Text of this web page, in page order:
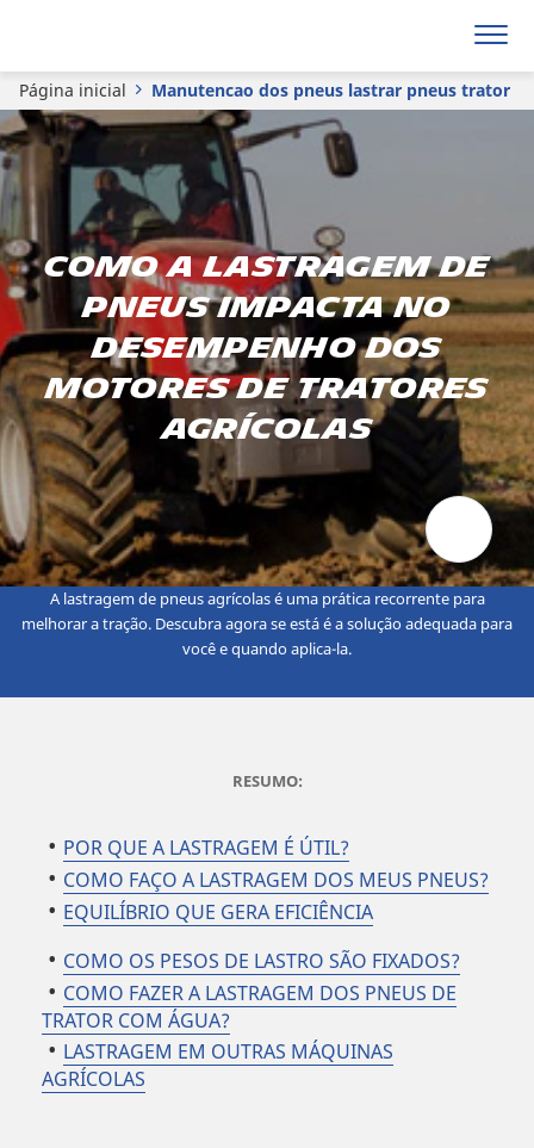
Página inicial Manutencao dos pneus lastrar pneus trator
Como a lastragem de
pneus impacta no
desempenho dos
motores de tratores
agrícolas
A lastragem de pneus agrícolas é uma prática recorrente para
melhorar a tração. Descubra agora se está é a solução adequada para
você e quando aplica-la.
RESUMO:
POR QUE A LASTRAGEM É ÚTIL?
COMO FAÇO A LASTRAGEM DOS MEUS PNEUS?
EQUILÍBRIO QUE GERA EFICIÊNCIA
COMO OS PESOS DE LASTRO SÃO FIXADOS?
COMO FAZER A LASTRAGEM DOS PNEUS DE
TRATOR COM ÁGUA?
LASTRAGEM EM OUTRAS MÁQUINAS
AGRÍCOLAS